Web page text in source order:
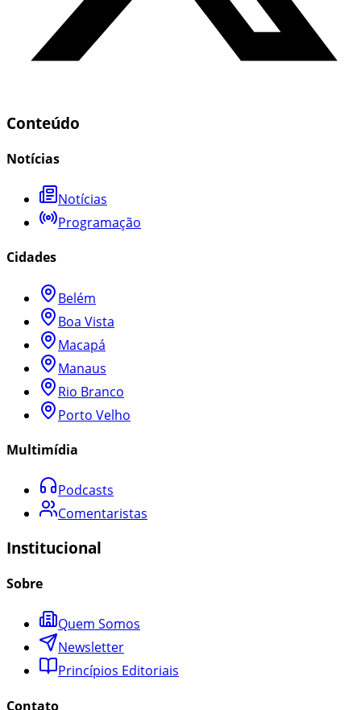
Conteúdo
Notícias
Notícias
Programação
Cidades
Belém
Boa Vista
Macapá
Manaus
Rio Branco
Porto Velho
Multimídia
Podcasts
Comentaristas
Institucional
Sobre
Quem Somos
Newsletter
Princípios Editoriais
Contato